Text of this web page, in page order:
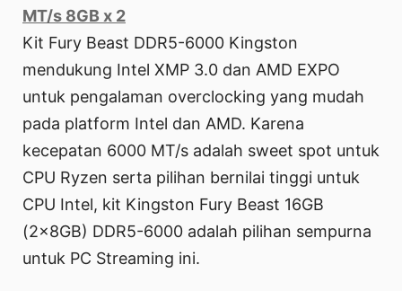
MT/s 8GB x 2
Kit Fury Beast DDR5-6000 Kingston
mendukung Intel XMP 3.0 dan AMD EXPO
untuk pengalaman overclocking yang mudah
pada platform Intel dan AMD. Karena
kecepatan 6000 MT/s adalah sweet spot untuk
CPU Ryzen serta pilihan bernilai tinggi untuk
CPU Intel, kit Kingston Fury Beast 16GB
(2x8GB) DDR5-6000 adalah pilihan sempurna
untuk PC Streaming ini.